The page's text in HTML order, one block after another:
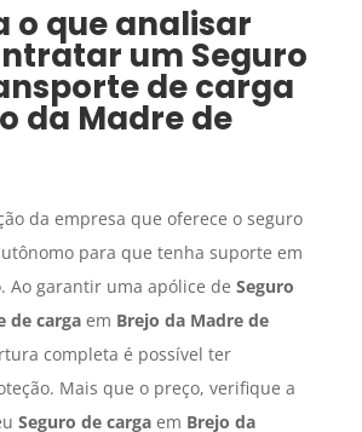
o que analisar
um Seguro
de carga
da Madre de
da empresa que oferece o seguro
para que tenha suporte em
Ao garantir uma apólice de Seguro
de cargaem Brejo da Madre de
completa é possível ter
Mais que o preço, verifique a
Seguro de cargaem Brejo da